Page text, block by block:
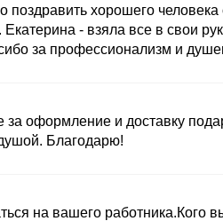
поздравить хорошего
Екатерина - взяла все в свои
за профессионализм и
оформление и доставку
Благодарю!
на вашего работника.Кого